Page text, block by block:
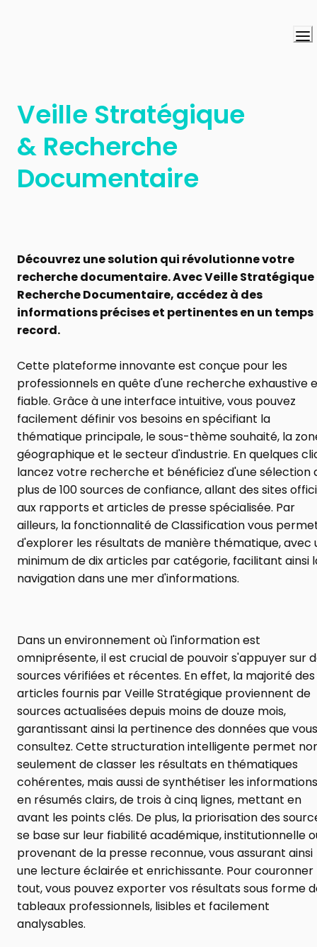
Veille Stratégique
& Recherche
Documentaire
Découvrez une solution qui révolutionne votre
recherche documentaire. Avec Veille Stratégique
Recherche Documentaire, accédez à des
informations précises et pertinentes en un temps
record.
Cette plateforme innovante est conçue pour les
professionnels en quête d'une recherche exhaustive
fiable. Grâce à une interface intuitive, vous pouvez
facilement définir vos besoins en spécifiant la
thématique principale, le sous-thème souhaité, la
géographique et le secteur d'industrie. En quelques
lancez votre recherche et bénéficiez d'une sélection
plus de 100 sources de confiance, allant des sites
aux rapports et articles de presse spécialisée. Par
ailleurs, la fonctionnalité de Classification vous
d'explorer les résultats de manière thématique, avec
minimum de dix articles par catégorie, facilitant ainsi
navigation dans une mer d'informations.
Dans un environnement où l'information est
omniprésente, il est crucial de pouvoir s'appuyer sur
sources vérifiées et récentes. En effet, la majorité des
articles fournis par Veille Stratégique proviennent de
sources actualisées depuis moins de douze mois,
garantissant ainsi la pertinence des données que vous
consultez. Cette structuration intelligente permet
seulement de classer les résultats en thématiques
cohérentes, mais aussi de synthétiser les informations
en résumés clairs, de trois à cinq lignes, mettant en
avant les points clés. De plus, la priorisation des
se base sur leur fiabilité académique, institutionnelle
provenant de la presse reconnue, vous assurant ainsi
une lecture éclairée et enrichissante. Pour couronner
tout, vous pouvez exporter vos résultats sous forme
tableaux professionnels, lisibles et facilement
analysables.